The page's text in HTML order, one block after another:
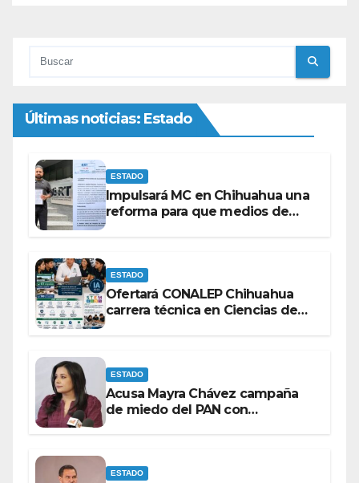
Últimas noticias: Estado
ESTADO
Impulsará MC en Chihuahua una
reforma para que medios de
ESTADO
Ofertará CONALEP Chihuahua
carrera técnica en Ciencias de
ESTADO
Acusa Mayra Chávez campaña
de miedo del PAN con
ESTADO